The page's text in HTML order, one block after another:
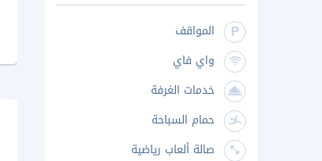
المواقف
واي فاي
خدمات الغرفة
حمام السباحة
صالة ألعاب رياضية